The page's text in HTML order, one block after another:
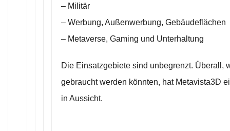
– Militär
– Werbung, Außenwerbung, Gebäudeflächen
– Metaverse, Gaming und Unterhaltung
Die Einsatzgebiete sind unbegrenzt. Überall,
gebraucht werden könnten, hat Metavista3D
in Aussicht.